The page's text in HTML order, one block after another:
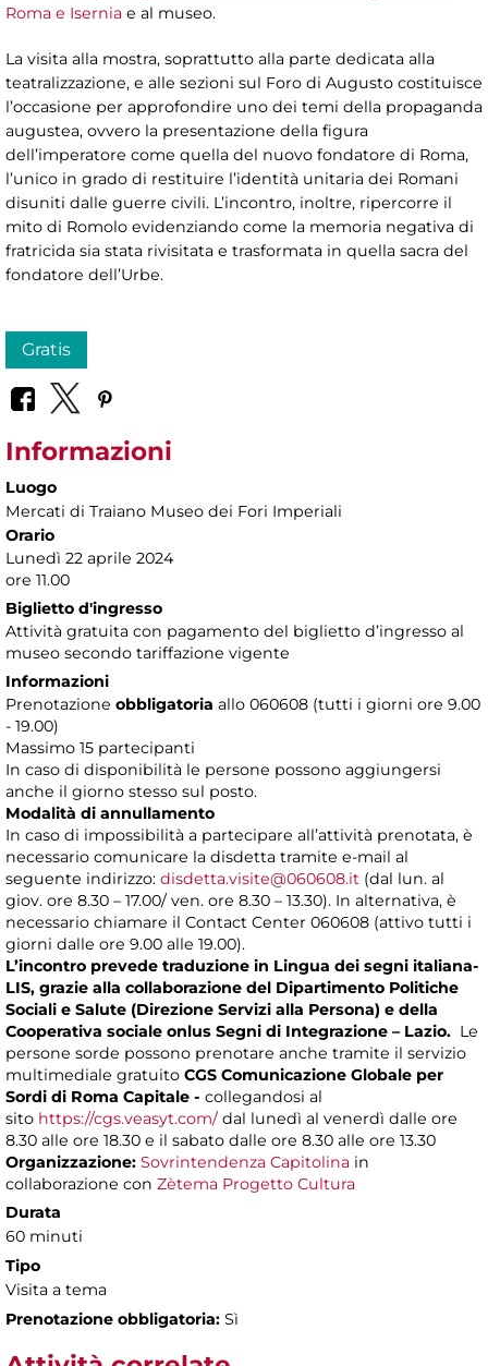
Roma e Isernia e al museo.
La visita alla mostra, soprattutto alla parte dedicata alla
teatralizzazione, e alle sezioni sul Foro di Augusto costituisce
l’occasione per approfondire uno dei temi della propaganda
augustea, ovvero la presentazione della figura
dell’imperatore come quella del nuovo fondatore di Roma,
l’unico in grado di restituire l’identità unitaria dei Romani
disuniti dalle guerre civili. L’incontro, inoltre, ripercorre il
mito di Romolo evidenziando come la memoria negativa di
fratricida sia stata rivisitata e trasformata in quella sacra del
fondatore dell’Urbe.
Gratis
Informazioni
Luogo
Mercati di Traiano Museo dei Fori Imperiali
Orario
Lunedì 22 aprile 2024
ore 11.00
Biglietto d'ingresso
Attività gratuita con pagamento del biglietto d’ingresso al
museo secondo tariffazione vigente
Informazioni
Prenotazione obbligatoria allo 060608 (tutti i giorni ore 9.00
- 19.00)
Massimo 15 partecipanti
In caso di disponibilità le persone possono aggiungersi
anche il giorno stesso sul posto.
Modalità di annullamento
In caso di impossibilità a partecipare all’attività prenotata, è
necessario comunicare la disdetta tramite e-mail al
seguente indirizzo: disdetta.visite@060608.it (dal lun. al
giov. ore 8.30 – 17.00/ ven. ore 8.30 – 13.30). In alternativa, è
necessario chiamare il Contact Center 060608 (attivo tutti i
giorni dalle ore 9.00 alle 19.00).
L’incontro prevede traduzione in Lingua dei segni italiana-
LIS, grazie alla collaborazione del Dipartimento Politiche
Sociali e Salute (Direzione Servizi alla Persona) e della
Cooperativa sociale onlus Segni di Integrazione – Lazio. Le
persone sorde possono prenotare anche tramite il servizio
multimediale gratuito CGS Comunicazione Globale per
Sordi di Roma Capitale - collegandosi al
sito https://cgs.veasyt.com/dal lunedì al venerdì dalle ore
8.30 alle ore 18.30 e il sabato dalle ore 8.30 alle ore 13.30
Organizzazione: Sovrintendenza Capitolina in
collaborazione con Zètema Progetto Cultura
Durata
60 minuti
Tipo
Visita a tema
Prenotazione obbligatoria: Sì